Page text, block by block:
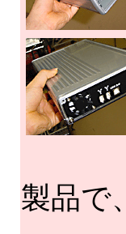
製品で